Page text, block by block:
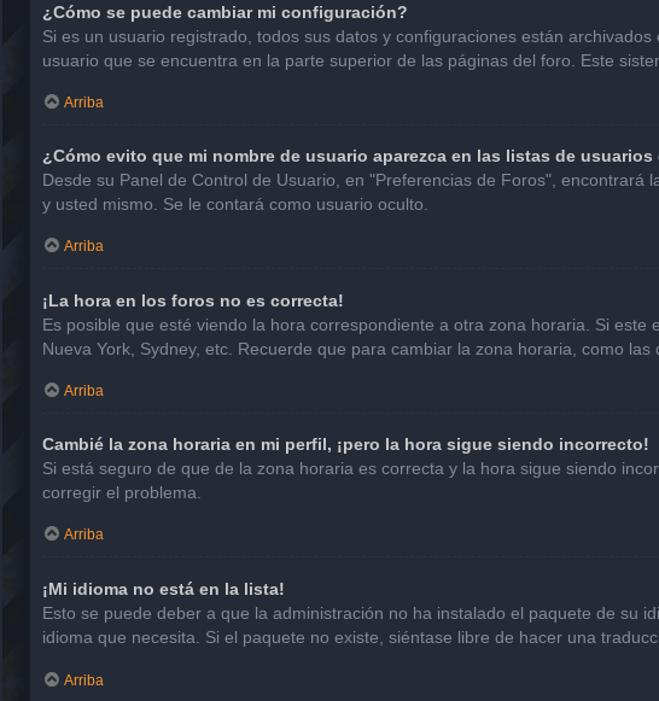
¿Cómo se puede cambiar mi configuración?
Si es un usuario registrado, todos sus datos y configuraciones están
usuario que se encuentra en la parte superior de las páginas del foro. Este
Arriba
¿Cómo evito que mi nombre de usuario aparezca en las listas de
Desde su Panel de Control de Usuario, en "Preferencias de Foros", encontrará
y usted mismo. Se le contará como usuario oculto.
Arriba
¡La hora en los foros no es correcta!
Es posible que esté viendo la hora correspondiente a otra zona horaria. Si
Nueva York, Sydney, etc. Recuerde que para cambiar la zona horaria, como
Arriba
Cambié la zona horaria en mi perfil, ¡pero la hora sigue siendo incorrecto!
Si está seguro de que de la zona horaria es correcta y la hora sigue siendo
corregir el problema.
Arriba
¡Mi idioma no está en la lista!
Esto se puede deber a que la administración no ha instalado el paquete de su
idioma que necesita. Si el paquete no existe, siéntase libre de hacer una
Arriba